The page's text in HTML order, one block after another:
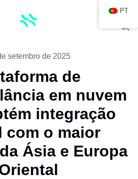
setembro de 2025
de
em nuvem
integração
com o maior
Ásia e Europa
PT